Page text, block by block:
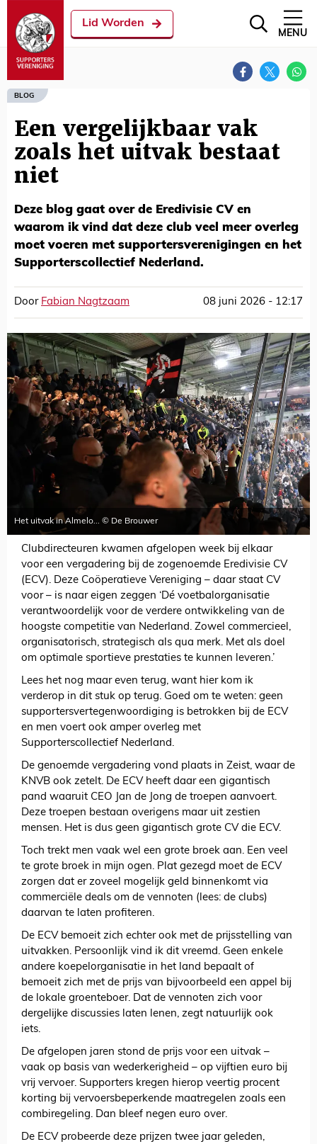
Lid Worden
MENU
BLOG
Een vergelijkbaar vak
zoals het uitvak bestaat
niet
Deze blog gaat over de Eredivisie CV en
waarom ik vind dat deze club veel meer overleg
moet voeren met supportersverenigingen en het
Supporterscollectief Nederland.
Door Fabian Nagtzaam 08 juni 2026 - 12:17
Het uitvak in Almelo... © De Brouwer
Clubdirecteuren kwamen afgelopen week bij elkaar
voor een vergadering bij de zogenoemde Eredivisie CV
(ECV). Deze Coöperatieve Vereniging – daar staat CV
voor – is naar eigen zeggen ‘Dé voetbalorganisatie
verantwoordelijk voor de verdere ontwikkeling van de
hoogste competitie van Nederland. Zowel commercieel,
organisatorisch, strategisch als qua merk. Met als doel
om optimale sportieve prestaties te kunnen leveren.’
Lees het nog maar even terug, want hier kom ik
verderop in dit stuk op terug. Goed om te weten: geen
supportersvertegenwoordiging is betrokken bij de ECV
en men voert ook amper overleg met
Supporterscollectief Nederland.
De genoemde vergadering vond plaats in Zeist, waar de
KNVB ook zetelt. De ECV heeft daar een gigantisch
pand waaruit CEO Jan de Jong de troepen aanvoert.
Deze troepen bestaan overigens maar uit zestien
mensen. Het is dus geen gigantisch grote CV die ECV.
Toch trekt men vaak wel een grote broek aan. Een veel
te grote broek in mijn ogen. Plat gezegd moet de ECV
zorgen dat er zoveel mogelijk geld binnenkomt via
commerciële deals om de vennoten (lees: de clubs)
daarvan te laten profiteren.
De ECV bemoeit zich echter ook met de prijsstelling van
uitvakken. Persoonlijk vind ik dit vreemd. Geen enkele
andere koepelorganisatie in het land bepaalt of
bemoeit zich met de prijs van bijvoorbeeld een appel bij
de lokale groenteboer. Dat de vennoten zich voor
dergelijke discussies laten lenen, zegt natuurlijk ook
iets.
De afgelopen jaren stond de prijs voor een uitvak –
vaak op basis van wederkerigheid – op vijftien euro bij
vrij vervoer. Supporters kregen hierop veertig procent
korting bij vervoersbeperkende maatregelen zoals een
combiregeling. Dan bleef negen euro over.
De ECV probeerde deze prijzen twee jaar geleden,